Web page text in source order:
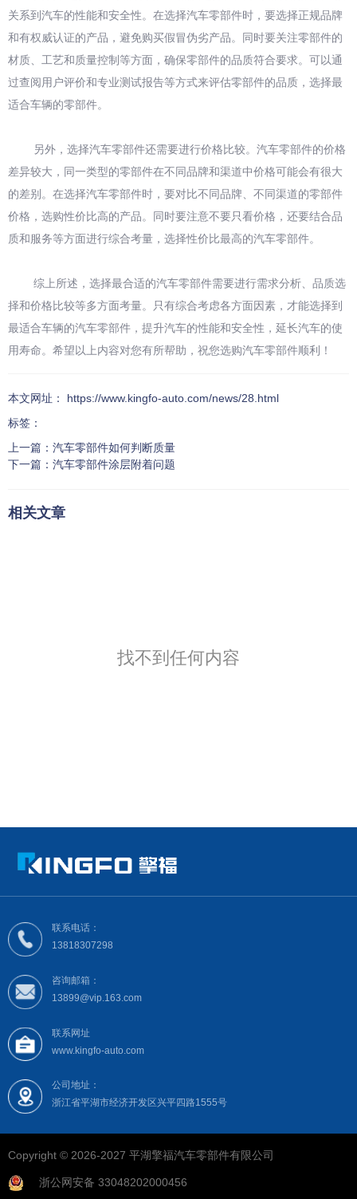
关系到汽车的性能和安全性。在选择汽车零部件时，要选择正规品牌
和有权威认证的产品，避免购买假冒伪劣产品。同时要关注零部件的
材质、工艺和质量控制等方面，确保零部件的品质符合要求。可以通
过查阅用户评价和专业测试报告等方式来评估零部件的品质，选择最
适合车辆的零部件。
另外，选择汽车零部件还需要进行价格比较。汽车零部件的价格
差异较大，同一类型的零部件在不同品牌和渠道中价格可能会有很大
的差别。在选择汽车零部件时，要对比不同品牌、不同渠道的零部件
价格，选购性价比高的产品。同时要注意不要只看价格，还要结合品
质和服务等方面进行综合考量，选择性价比最高的汽车零部件。
综上所述，选择最合适的汽车零部件需要进行需求分析、品质选
择和价格比较等多方面考量。只有综合考虑各方面因素，才能选择到
最适合车辆的汽车零部件，提升汽车的性能和安全性，延长汽车的使
用寿命。希望以上内容对您有所帮助，祝您选购汽车零部件顺利！
本文网址： https://www.kingfo-auto.com/news/28.html
标签：
上一篇： 汽车零部件如何判断质量
下一篇： 汽车零部件涂层附着问题
相关文章
找不到任何内容
联系电话：
13818307298
咨询邮箱：
13899@vip.163.com
联系网址
www.kingfo-auto.com
公司地址：
浙江省平湖市经济开发区兴平四路1555号
Copyright © 2026-2027 平湖擎福汽车零部件有限公司
浙公网安备 33048202000456